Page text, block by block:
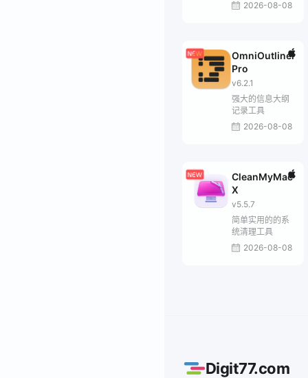
2026-08-08
OmniOutliner
Pro
v6.2.1
强大的信息大纲
记录工具
2026-08-08
CleanMyMac
X
v5.5.7
简单实用的的系
统清理工具
2026-08-08
Digit77.com